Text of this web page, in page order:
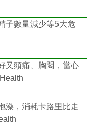
子數量減少等5大危
又頭痛、胸悶，當心
澡，消耗卡路里比走